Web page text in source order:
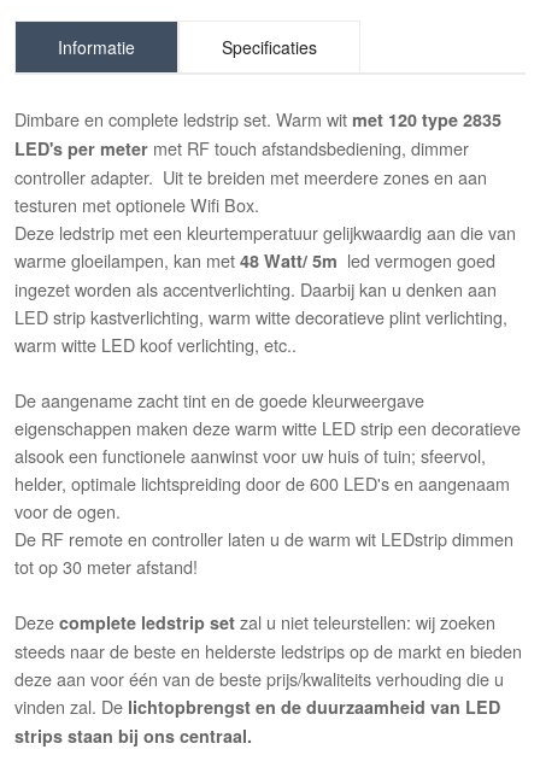
Informatie Specificaties
Dimbare en complete ledstrip set. Warm wit met 120type 2835
LED's per meter met RF touch afstandsbediening, dimmer
controller adapter. Uit te breiden met meerdere zones en aan
testuren met optionele Wifi Box.
Deze ledstrip met een kleurtemperatuur gelijkwaardig aan die van
warme gloeilampen, kan met48 Watt/ 5m led vermogen goed
ingezet worden als accentverlichting. Daarbij kan u denken aan
LED strip kastverlichting, warm witte decoratieve plint verlichting,
warm witte LED koof verlichting, etc..
De aangename zacht tint en de goede kleurweergave
eigenschappen maken deze warm witte LED strip een decoratieve
alsook een functionele aanwinst voor uw huis of tuin; sfeervol,
helder, optimale lichtspreiding door de 600 LED's en aangenaam
voor de ogen.
De RF remote en controller laten u de warm wit LEDstrip dimmen
tot op 30 meter afstand!
Dezecomplete ledstrip set zal u niet teleurstellen: wij zoeken
steeds naar de beste en helderste ledstrips op de markt en bieden
deze aan voor één van de beste prijs/kwaliteits verhouding die u
vinden zal. De lichtopbrengst en de duurzaamheid van LED
strips staan bij ons centraal.